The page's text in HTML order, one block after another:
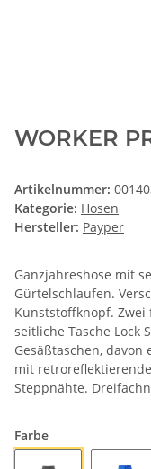
WORKER
Artikelnummer:
Kategorie: Hosen
Hersteller: Payper
Ganzjahreshose mit
Gürtelschlaufen.
Kunststoffknopf. Zwei
seitliche Tasche Lock
Gesäßtaschen,
mit
Steppnähte.
Farbe